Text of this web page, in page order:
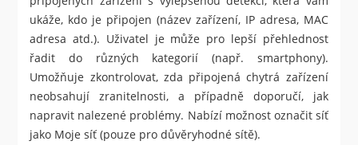
ukáže, kdo je připojen (název zařízení, IP adresa, MAC
adresa atd.). Uživatel je může pro lepší přehlednost
řadit do různých kategorií (např. smartphony).
Umožňuje zkontrolovat, zda připojená chytrá zařízení
neobsahují zranitelnosti, a případně doporučí, jak
napravit nalezené problémy. Nabízí možnost označit síť
jako Moje síť (pouze pro důvěryhodné sítě).